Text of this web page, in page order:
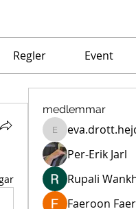
Regler Event
medlemmar
eva.drott.hejdeman
Per-Erik Jarl
Rupali
Faeroon